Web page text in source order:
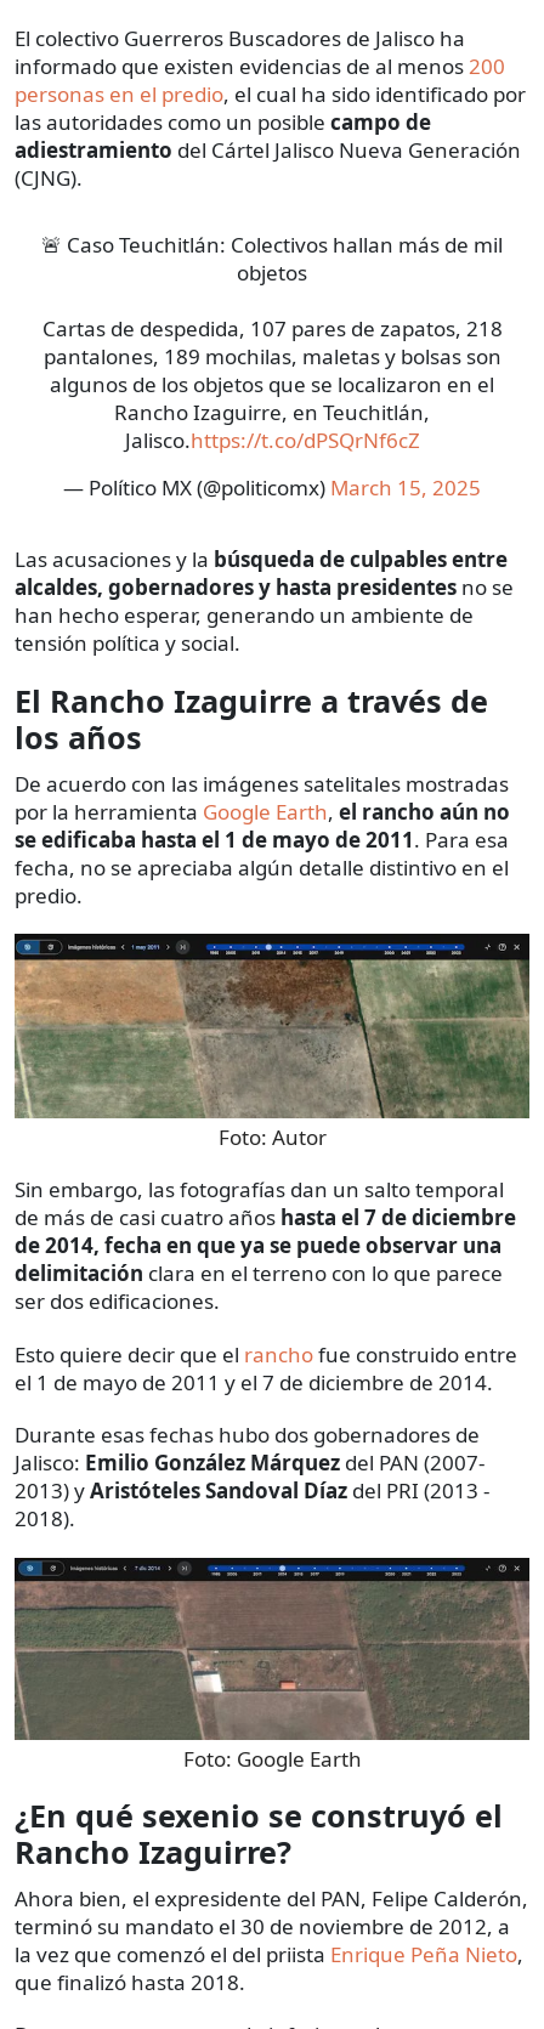
El colectivo Guerreros Buscadores de Jalisco ha
informado que existen evidencias de al menos200
personas en el predio, el cual ha sido identificado por
las autoridades como un posible campo de
adiestramiento del Cártel Jalisco Nueva Generación
(CJNG).
🚨 Caso Teuchitlán: Colectivos hallan más de mil
objetos
Cartas de despedida, 107 pares de zapatos, 218
pantalones, 189 mochilas, maletas y bolsas son
algunos de los objetos que se localizaron en el
Rancho Izaguirre, en Teuchitlán,
Jalisco.https://t.co/dPSQrNf6cZ
— Político MX (@politicomx) March 15, 2025
Las acusaciones y la búsqueda de culpables entre
alcaldes, gobernadores y hasta presidentes no se
han hecho esperar, generando un ambiente de
tensión política y social.
El Rancho Izaguirre a través de
los años
De acuerdo con las imágenes satelitales mostradas
por la herramienta Google Earth, el rancho aún no
se edificaba hasta el 1 de mayo de 2011. Para esa
fecha, no se apreciaba algún detalle distintivo en el
predio.
Foto: Autor
Sin embargo, las fotografías dan un salto temporal
de más de casi cuatro años hasta el 7 de diciembre
de 2014, fecha en que ya se puede observar una
delimitación clara en el terreno con lo que parece
ser dos edificaciones.
Esto quiere decir que el ranchofue construido entre
el 1 de mayo de 2011 y el 7 de diciembre de 2014.
Durante esas fechas hubo dos gobernadores de
Jalisco: Emilio González Márquez del PAN (2007-
2013) yAristóteles Sandoval Díaz del PRI (2013 -
2018).
Foto: Google Earth
¿En qué sexenio se construyó el
Rancho Izaguirre?
Ahora bien, el expresidente del PAN, Felipe Calderón,
terminó su mandato el 30 de noviembre de 2012, a
la vez que comenzó el del priista Enrique Peña Nieto,
que finalizó hasta 2018.